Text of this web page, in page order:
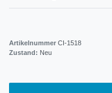
Artikelnummer CI-1518
Zustand: Neu